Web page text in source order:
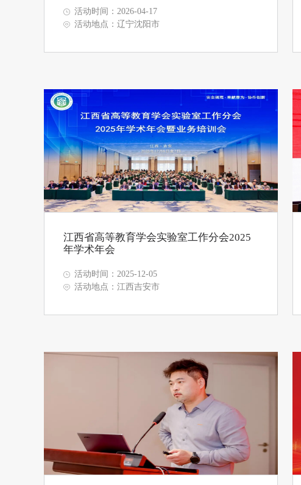
活动时间：2026-04-17
活动地点：辽宁沈阳市
江西省高等教育学会实验室工作分会2025
年学术年会
活动时间：2025-12-05
活动地点：江西吉安市